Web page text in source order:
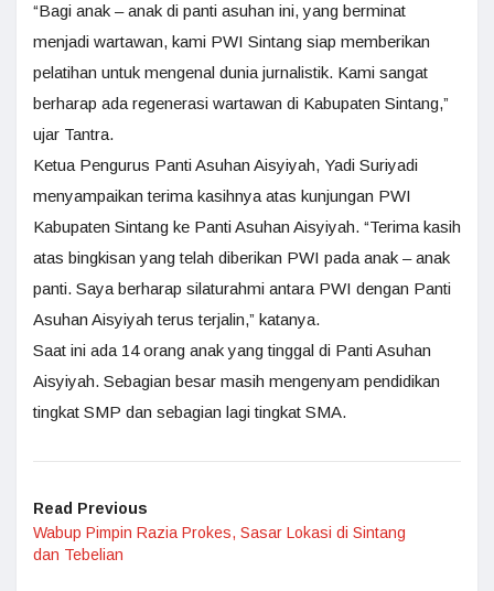
“Bagi anak – anak di panti asuhan ini, yang berminat
menjadi wartawan, kami PWI Sintang siap memberikan
pelatihan untuk mengenal dunia jurnalistik. Kami sangat
berharap ada regenerasi wartawan di Kabupaten Sintang,”
ujar Tantra.
Ketua Pengurus Panti Asuhan Aisyiyah, Yadi Suriyadi
menyampaikan terima kasihnya atas kunjungan PWI
Kabupaten Sintang ke Panti Asuhan Aisyiyah. “Terima kasih
atas bingkisan yang telah diberikan PWI pada anak – anak
panti. Saya berharap silaturahmi antara PWI dengan Panti
Asuhan Aisyiyah terus terjalin,” katanya.
Saat ini ada 14 orang anak yang tinggal di Panti Asuhan
Aisyiyah. Sebagian besar masih mengenyam pendidikan
tingkat SMP dan sebagian lagi tingkat SMA.
Read Previous
Wabup Pimpin Razia Prokes, Sasar Lokasi di Sintang
dan Tebelian